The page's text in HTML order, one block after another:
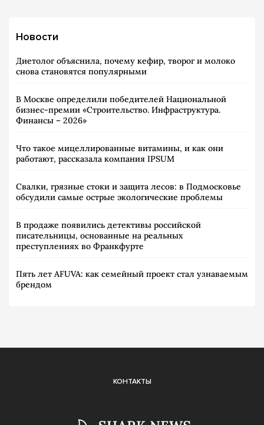
Новости
Диетолог объяснила, почему кефир, творог и молоко
снова становятся популярными
В Москве определили победителей Национальной
бизнес-премии «Строительство. Инфраструктура.
Финансы – 2026»
Что такое мицеллированные витамины, и как они
работают, рассказала компания IPSUM
Свалки, грязные стоки и защита лесов: в Подмосковье
обсудили самые острые экологические проблемы
В продаже появились детективы российской
писательницы, основанные на реальных
преступлениях во Франкфурте
Пять лет AFUVA: как семейный проект стал узнаваемым
брендом
КОНТАКТЫ